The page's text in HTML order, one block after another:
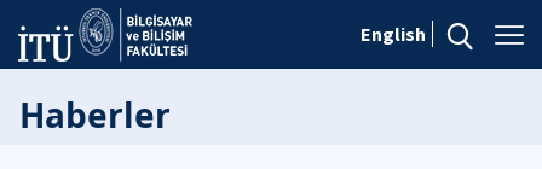
English
Haberler